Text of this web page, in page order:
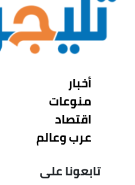
أخبار
منوعات
اقتصاد
عرب وعالم
تابعونا على